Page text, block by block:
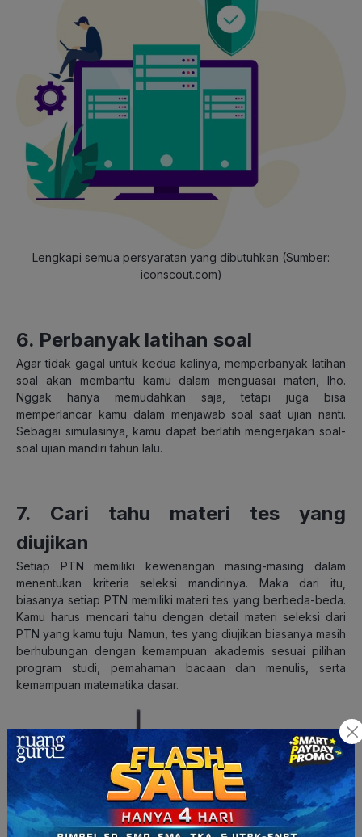
Lengkapi semua persyaratan yang dibutuhkan (Sumber:
iconscout.com)
6. Perbanyak latihan soal
Agar tidak gagal untuk kedua kalinya, memperbanyak latihan
soal akan membantu kamu dalam menguasai materi, lho.
Nggak hanya memudahkan saja, tetapi juga bisa
memperlancar kamu dalam menjawab soal saat ujian nanti.
Sebagai simulasinya, kamu dapat berlatih mengerjakan soal-
soal ujian mandiri tahun lalu.
7. Cari tahu materi tes yang
diujikan
Setiap PTN memiliki kewenangan masing-masing dalam
menentukan kriteria seleksi mandirinya. Maka dari itu,
biasanya setiap PTN memiliki materi tes yang berbeda-beda.
Kamu harus mencari tahu dengan detail materi seleksi dari
PTN yang kamu tuju. Namun, tes yang diujikan biasanya masih
berhubungan dengan kemampuan akademis sesuai pilihan
program studi, pemahaman bacaan dan menulis, serta
kemampuan matematika dasar.